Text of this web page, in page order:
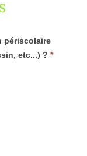
périscolaire
etc...) ? *